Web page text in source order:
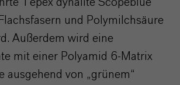
und Polymilchsäure
Außerdem wird eine
mit einer Polyamid 6-Matrix
ausgehend von „grünem“